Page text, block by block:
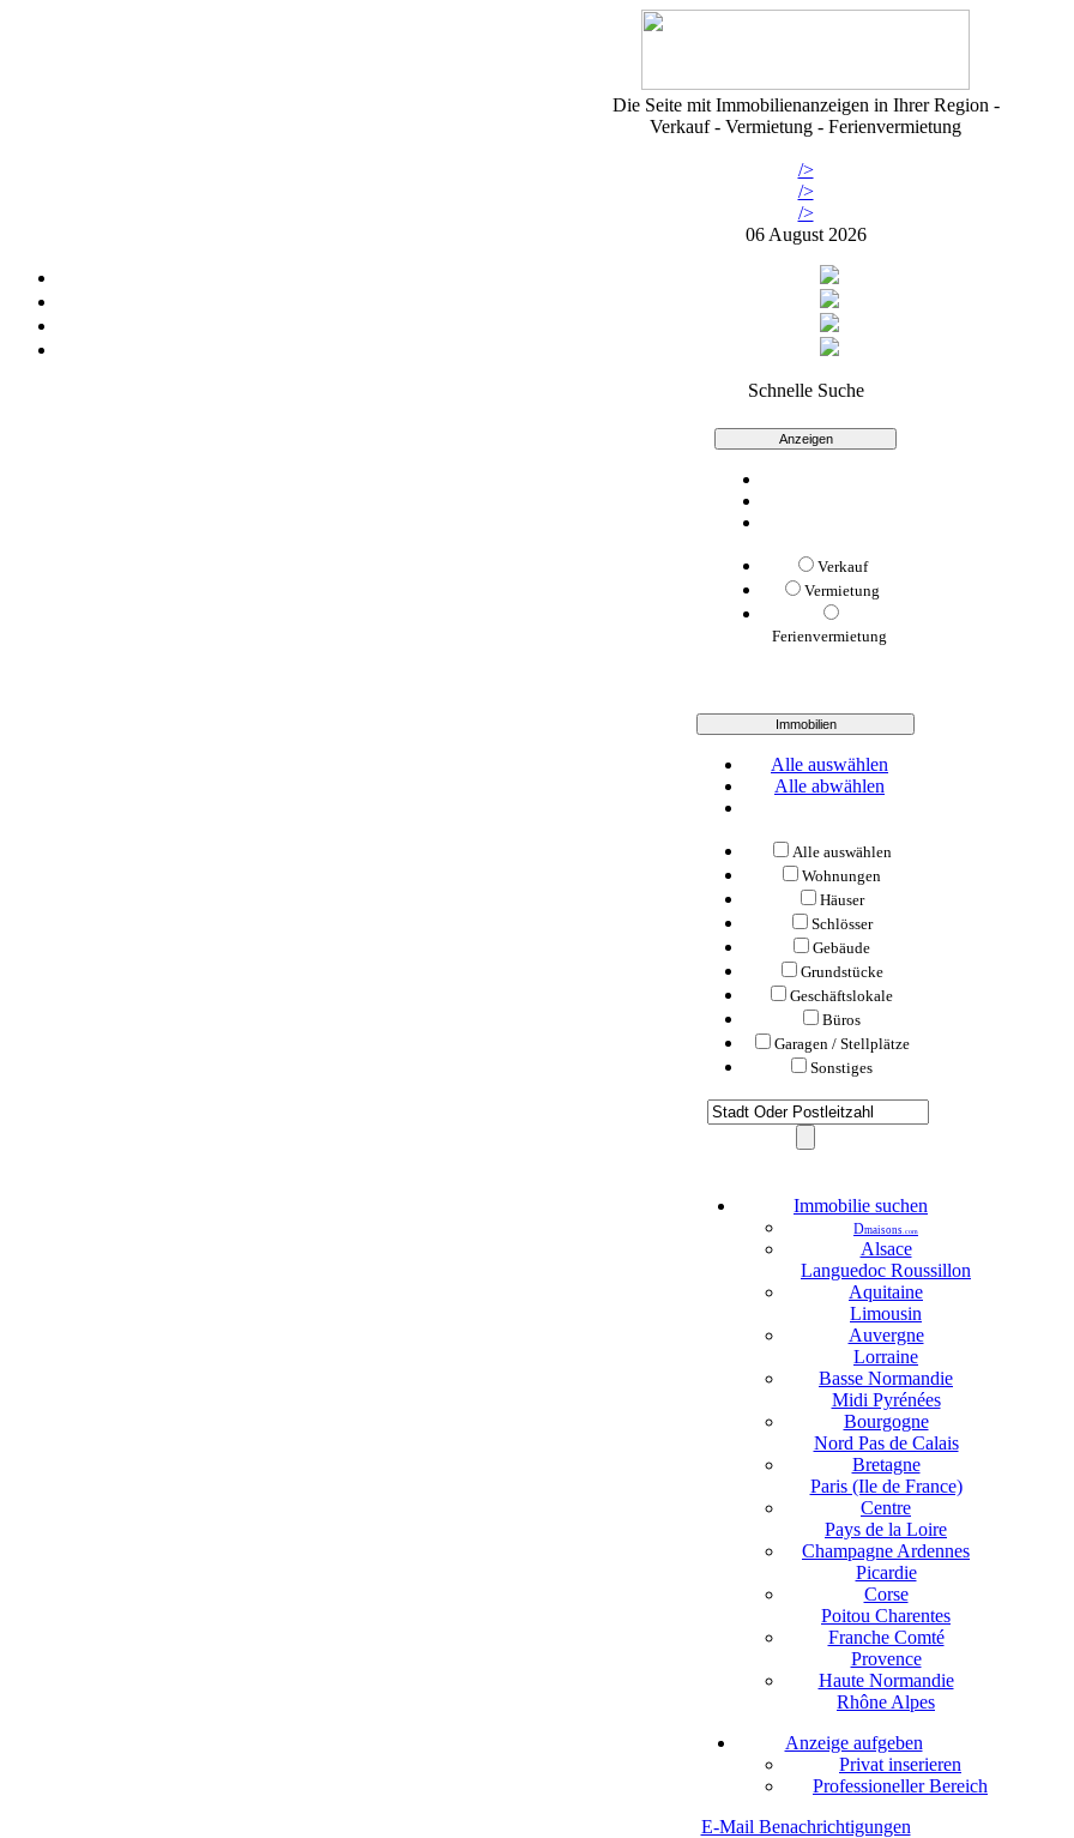
Die Seite mit Immobilienanzeigen in Ihrer Region -
Verkauf - Vermietung - Ferienvermietung
/>
/>
/>
06 August 2026
Schnelle Suche
Anzeigen
Verkauf
Vermietung
Ferienvermietung
Immobilien
Alle auswählen
Alle abwählen
Alle auswählen
Wohnungen
Häuser
Schlösser
Gebäude
Grundstücke
Geschäftslokale
Büros
Garagen / Stellplätze
Sonstiges
Immobilie suchen
Dmaisons .com
Alsace
Languedoc Roussillon
Aquitaine
Limousin
Auvergne
Lorraine
Basse Normandie
Midi Pyrénées
Bourgogne
Nord Pas de Calais
Bretagne
Paris (Ile de France)
Centre
Pays de la Loire
Champagne Ardennes
Picardie
Corse
Poitou Charentes
Franche Comté
Provence
Haute Normandie
Rhône Alpes
Anzeige aufgeben
Privat inserieren
Professioneller Bereich
E-Mail Benachrichtigungen